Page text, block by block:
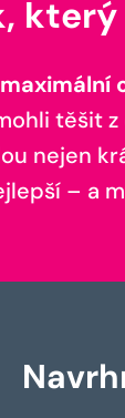
těšit
nejen
– a